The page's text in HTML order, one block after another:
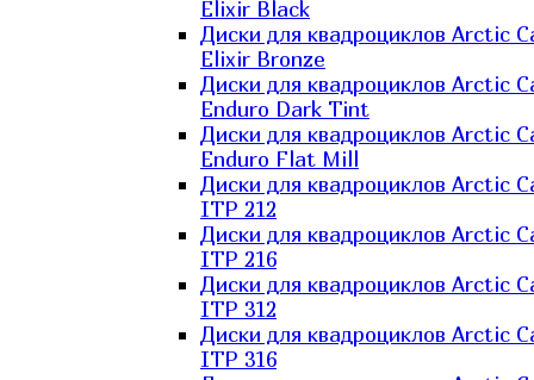
Elixir Black
Диски для квадроциклов Arctic
Elixir Bronze
Диски для квадроциклов Arctic
Enduro Dark Tint
Диски для квадроциклов Arctic
Enduro Flat Mill
Диски для квадроциклов Arctic
ITP 212
Диски для квадроциклов Arctic
ITP 216
Диски для квадроциклов Arctic
ITP 312
Диски для квадроциклов Arctic
ITP 316